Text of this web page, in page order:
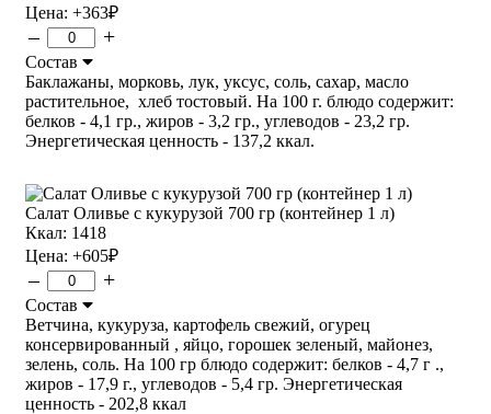
Цена: +363₽
– +
Состав
Баклажаны, морковь, лук, уксус, соль, сахар, масло
растительное, хлеб тостовый. На 100 г. блюдо содержит:
белков - 4,1 гр., жиров - 3,2 гр., углеводов - 23,2 гр.
Энергетическая ценность - 137,2 ккал.
Салат Оливье с кукурузой 700 гр (контейнер 1 л)
Ккал: 1418
Цена: +605₽
– +
Состав
Ветчина, кукуруза, картофель свежий, огурец
консервированный , яйцо, горошек зеленый, майонез,
зелень, соль. На 100 гр блюдо содержит: белков - 4,7 г .,
жиров - 17,9 г., углеводов - 5,4 гр. Энергетическая
ценность - 202,8 ккал